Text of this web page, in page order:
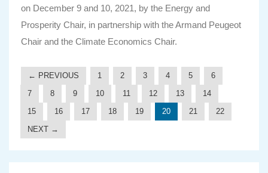
on December 9 and 10, 2021, by the Energy and
Prosperity Chair, in partnership with the Armand Peugeot
Chair and the Climate Economics Chair.
← PREVIOUS 1 2 3 4 5
6
7
8 9 10 11 12 13
14
15
16 17 18 19 20 21
22
NEXT →